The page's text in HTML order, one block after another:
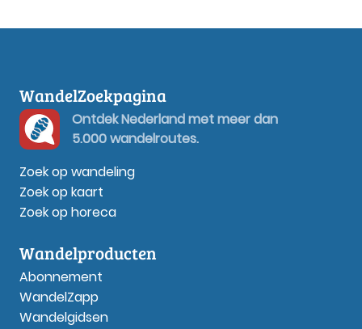
WandelZoekpagina
Ontdek Nederland met meer dan
5.000 wandelroutes.
Zoek op wandeling
Zoek op kaart
Zoek op horeca
Wandelproducten
Abonnement
WandelZapp
Wandelgidsen